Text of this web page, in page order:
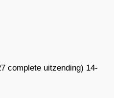
complete uitzending) 14-